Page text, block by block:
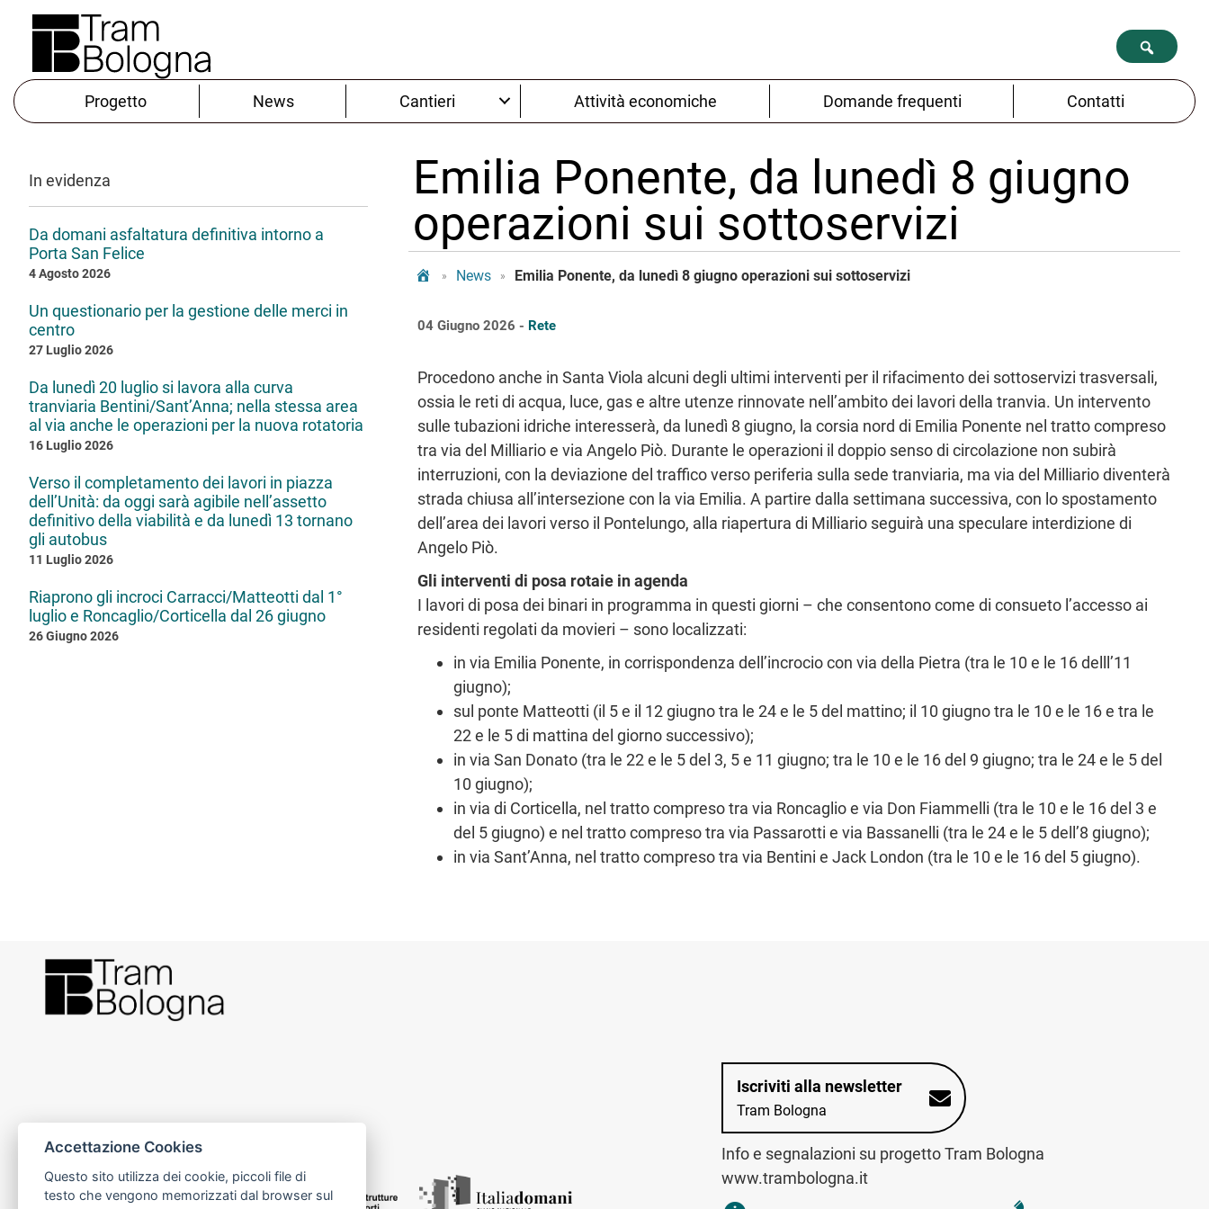
Progetto News Cantieri Attività economiche Domande frequenti Contatti
In evidenza
Da domani asfaltatura definitiva intorno a
Porta San Felice
4 Agosto 2026
Un questionario per la gestione delle merci in
centro
27 Luglio 2026
Da lunedì 20 luglio si lavora alla curva
tranviaria Bentini/Sant’Anna; nella stessa area
al via anche le operazioni per la nuova rotatoria
16 Luglio 2026
Verso il completamento dei lavori in piazza
dell’Unità: da oggi sarà agibile nell’assetto
definitivo della viabilità e da lunedì 13 tornano
gli autobus
11 Luglio 2026
Riaprono gli incroci Carracci/Matteotti dal 1°
luglio e Roncaglio/Corticella dal 26 giugno
26 Giugno 2026
Emilia Ponente, da lunedì 8 giugno
operazioni sui sottoservizi
Tram Bologna
» News » Emilia Ponente, da lunedì 8 giugno operazioni sui sottoservizi
04 Giugno 2026 - Rete
Procedono anche in Santa Viola alcuni degli ultimi interventi per il rifacimento dei sottoservizi trasversali,
ossia le reti di acqua, luce, gas e altre utenze rinnovate nell’ambito dei lavori della tranvia. Un intervento
sulle tubazioni idriche interesserà, da lunedì 8 giugno, la corsia nord di Emilia Ponente nel tratto compreso
tra via del Milliario e via Angelo Piò. Durante le operazioni il doppio senso di circolazione non subirà
interruzioni, con la deviazione del traffico verso periferia sulla sede tranviaria, ma via del Milliario diventerà
strada chiusa all’intersezione con la via Emilia. A partire dalla settimana successiva, con lo spostamento
dell’area dei lavori verso il Pontelungo, alla riapertura di Milliario seguirà una speculare interdizione di
Angelo Piò.
Gli interventi di posa rotaie in agenda
I lavori di posa dei binari in programma in questi giorni – che consentono come di consueto l’accesso ai
residenti regolati da movieri – sono localizzati:
in via Emilia Ponente, in corrispondenza dell’incrocio con via della Pietra (tra le 10 e le 16 delll’11
giugno);
sul ponte Matteotti (il 5 e il 12 giugno tra le 24 e le 5 del mattino; il 10 giugno tra le 10 e le 16 e tra le
22 e le 5 di mattina del giorno successivo);
in via San Donato (tra le 22 e le 5 del 3, 5 e 11 giugno; tra le 10 e le 16 del 9 giugno; tra le 24 e le 5 del
10 giugno);
in via di Corticella, nel tratto compreso tra via Roncaglio e via Don Fiammelli (tra le 10 e le 16 del 3 e
del 5 giugno) e nel tratto compreso tra via Passarotti e via Bassanelli (tra le 24 e le 5 dell’8 giugno);
in via Sant’Anna, nel tratto compreso tra via Bentini e Jack London (tra le 10 e le 16 del 5 giugno).
Iscriviti alla newsletter
Tram Bologna
Info e segnalazioni su progetto Tram Bologna
www.trambologna.it
Accettazione Cookies
Questo sito utilizza dei cookie, piccoli file di
testo che vengono memorizzati dal browser sul